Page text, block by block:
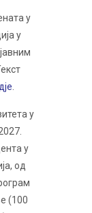
у
у
у
у
од
(100